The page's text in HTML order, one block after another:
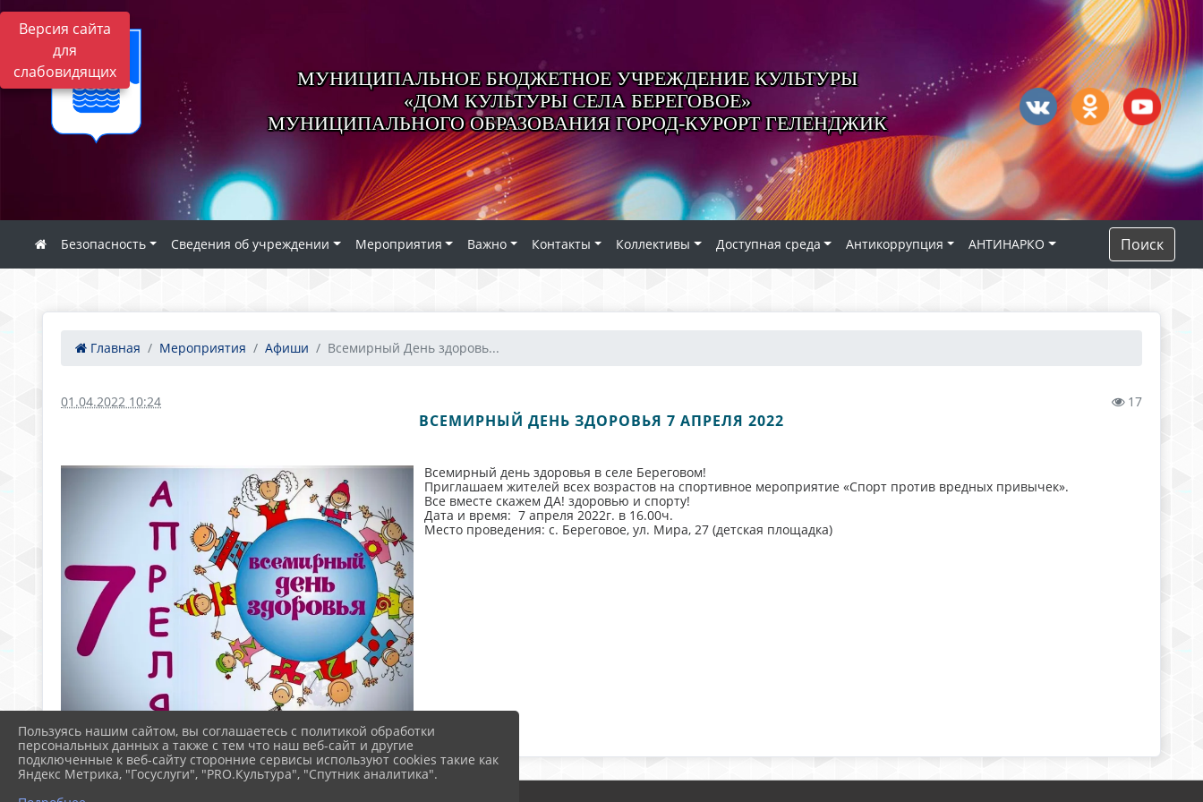
Версия сайта
для
слабовидящих
МУНИЦИПАЛЬНОЕ БЮДЖЕТНОЕ УЧРЕЖДЕНИЕ КУЛЬТУРЫ
«ДОМ КУЛЬТУРЫ СЕЛА БЕРЕГОВОЕ»
МУНИЦИПАЛЬНОГО ОБРАЗОВАНИЯ ГОРОД-КУРОРТ ГЕЛЕНДЖИК
Безопасность Сведения об учреждении Мероприятия Важно Контакты Коллективы Доступная среда Антикоррупция АНТИНАРКО Поиск
Главная Мероприятия Афиши Всемирный День здоровь...
01.04.2022 10:24 17
ВСЕМИРНЫЙ ДЕНЬ ЗДОРОВЬЯ 7 АПРЕЛЯ 2022
Всемирный день здоровья в селе Береговом!
Приглашаем жителей всех возрастов на спортивное мероприятие «Спорт против вредных привычек».
Все вместе скажем ДА! здоровью и спорту!
Дата и время: 7 апреля 2022г. в 16.00ч.
Место проведения: с. Береговое, ул. Мира, 27 (детская площадка)
Пользуясь нашим сайтом, вы соглашаетесь с политикой обработки
персональных данных а также с тем что наш веб-сайт и другие
подключенные к веб-сайту сторонние сервисы используют cookies такие как
Яндекс Метрика, "Госуслуги", "PRO.Культура", "Спутник аналитика".